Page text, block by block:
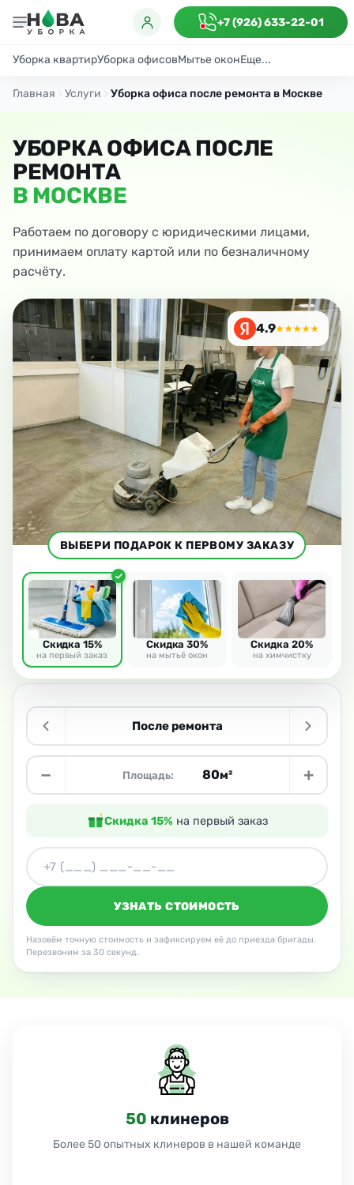
+7 (926) 633-22-01
Уборка квартирУборка офисовМытье оконЕще...
ГенеральнаяПоддерживающаяПосле ремонта
Главная Услуги Уборка офиса после ремонта в Москве
УБОРКА ОФИСА ПОСЛЕ
РЕМОНТА
В МОСКВЕ
Работаем по договору с юридическими лицами,
принимаем оплату картой или по безналичному
расчёту.
После ремонта
− Площадь: м² +
Скидка 15%на первый заказ
УЗНАТЬ СТОИМОСТЬ
Назовём точную стоимость и зафиксируем её до приезда бригады.
Перезвоним за 30 секунд.
4.9★★★★★
ВЫБЕРИ ПОДАРОК К ПЕРВОМУ ЗАКАЗУ
Скидка 15%
на первый заказ
Скидка 30%
на мытьё окон
Скидка 20%
на химчистку
50 клинеров
Более 50 опытных клинеров в нашей команде